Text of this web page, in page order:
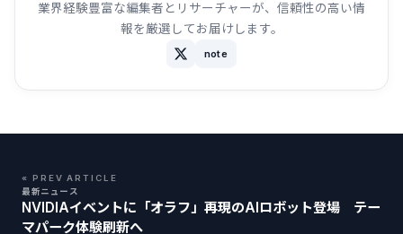
業界経験豊富な編集者とリサーチャーが、信頼性の高い情
報を厳選してお届けします。
note
« PREV ARTICLE
最新ニュース
NVIDIAイベントに「オラフ」再現のAIロボット登場 テー
マパーク体験刷新へ